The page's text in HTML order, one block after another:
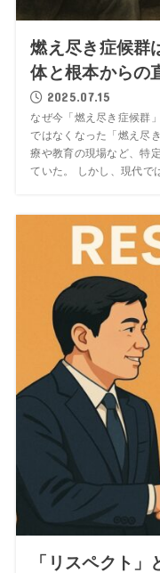
燃え尽き症候群
体と根本からの
2025.07.15
なぜ今「燃え尽き症候群
ではなくなった「燃え尽
療や教育の現場など、特
ていた。 しかし、現代で
「リスペクト